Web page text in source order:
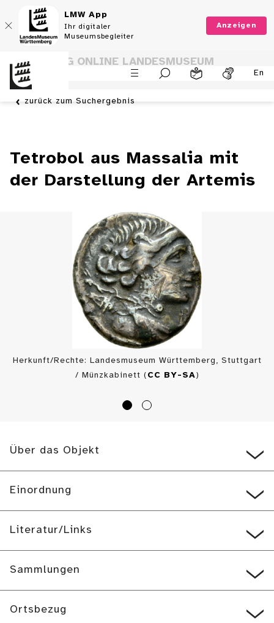
LMW App
Ihr digitaler
Museumsbegleiter
Anzeigen
En
SAMMLUNG ONLINE LANDESMUSEUM
WÜRTTEMBERG
zurück zum Suchergebnis
Tetrobol aus Massalia mit
der Darstellung der Artemis
Herkunft/Rechte: Landesmuseum Württemberg, Stuttgart
/ Münzkabinett ( CC BY-SA)
Über das Objekt
Einordnung
Literatur/Links
Sammlungen
Ortsbezug